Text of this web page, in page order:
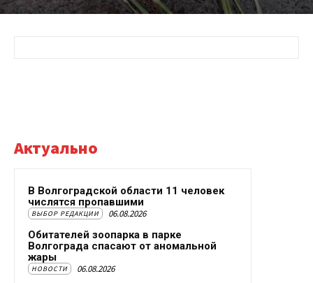
Актуально
В Волгоградской области 11 человек
числятся пропавшими
ВЫБОР РЕДАКЦИИ 06.08.2026
Обитателей зоопарка в парке
Волгограда спасают от аномальной
жары
НОВОСТИ 06.08.2026